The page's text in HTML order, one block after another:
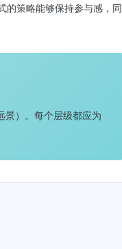
的策略能够保持参与感，同
）。每个层级都应为